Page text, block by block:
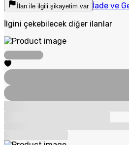
İlan ile ilgili şikayetim var İade ve
İlgini çekebilecek diğer ilanlar